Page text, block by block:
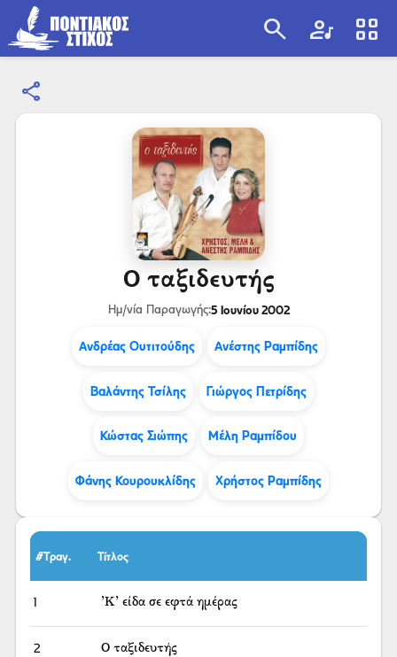
search artist view_cozy
share
Ο ταξιδευτής
Ημ/νία Παραγωγής:5 Ιουνίου 2002
Ανδρέας Ουτιτούδης Ανέστης Ραμπίδης
Βαλάντης Τσίλης Γιώργος Πετρίδης
Κώστας Σιώπης Μέλη Ραμπίδου
Φάνης Κουρουκλίδης Χρήστος Ραμπίδης
#Τραγ. Τίτλος
1 ’Κ’ είδα σε εφτά ημέρας
2 Ο ταξιδευτής